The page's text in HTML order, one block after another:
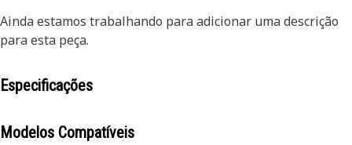
Ainda estamos trabalhando para adicionar uma descrição
para esta peça.
Especificações
Modelos Compatíveis